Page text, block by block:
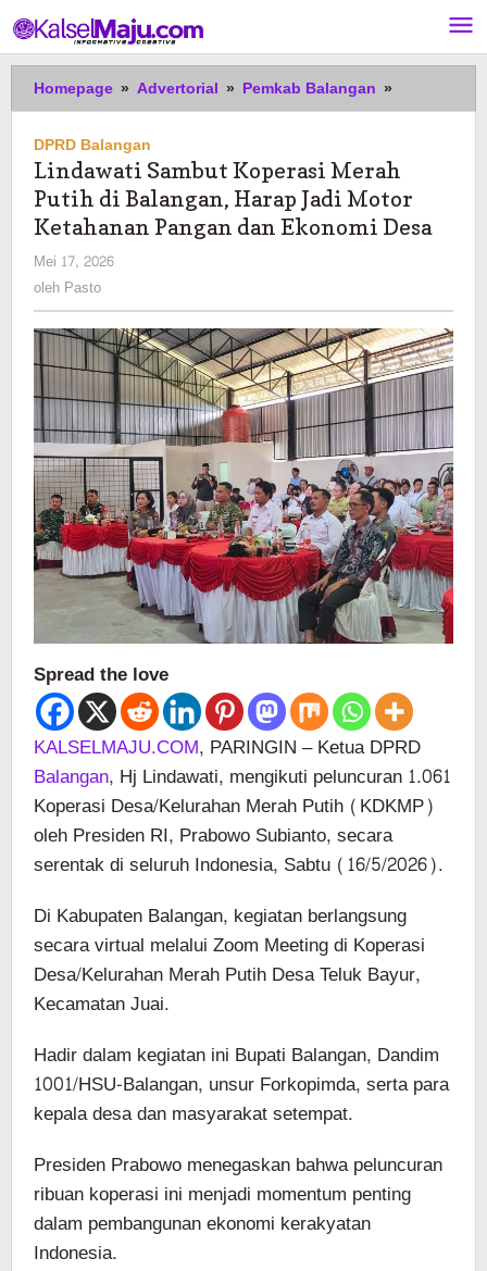
ke
konten
Homepage » Advertorial » Pemkab Balangan »
Sambut
Putih
di
Balangan,
Ketahanan
Pangan
dan
Ekonomi
Desa
DPRD Balangan
Lindawati Sambut Koperasi Merah
Putih di Balangan, Harap Jadi Motor
Ketahanan Pangan dan Ekonomi Desa
Mei 17, 2026
oleh Pasto
Spread the love
KALSELMAJU.COM, PARINGIN – Ketua DPRD
Balangan, Hj Lindawati, mengikuti peluncuran 1.061
Koperasi Desa/Kelurahan Merah Putih (KDKMP)
oleh Presiden RI, Prabowo Subianto, secara
serentak di seluruh Indonesia, Sabtu (16/5/2026).
Di Kabupaten Balangan, kegiatan berlangsung
secara virtual melalui Zoom Meeting di Koperasi
Desa/Kelurahan Merah Putih Desa Teluk Bayur,
Kecamatan Juai.
Hadir dalam kegiatan ini Bupati Balangan, Dandim
1001/HSU-Balangan, unsur Forkopimda, serta para
kepala desa dan masyarakat setempat.
Presiden Prabowo menegaskan bahwa peluncuran
ribuan koperasi ini menjadi momentum penting
dalam pembangunan ekonomi kerakyatan
Indonesia.